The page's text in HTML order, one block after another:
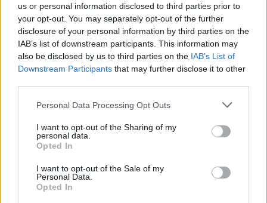
us or personal information disclosed to third parties prior to
your opt-out. You may separately opt-out of the further
disclosure of your personal information by third parties on the
IAB’s list of downstream participants. This information may
also be disclosed by us to third parties on the IAB’s List of
Downstream Participants that may further disclose it to other
Please note that this website/app uses one or more Google
not limited to your visit or usage behaviour. You may click to
grant or deny consent to Google and its third-party tags to
use your data for below specified purposes in below Google
consent section.
Personal Data Processing Opt Outs
I want to opt-out of the Sharing of my
personal data.
Opted In
I want to opt-out of the Sale of my
Personal Data.
Opted In
ΔΙΑΦΗΜΙΣΗ
Styling tips